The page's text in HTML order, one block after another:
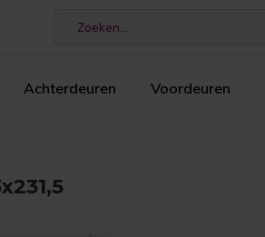
Achterdeuren Voordeuren